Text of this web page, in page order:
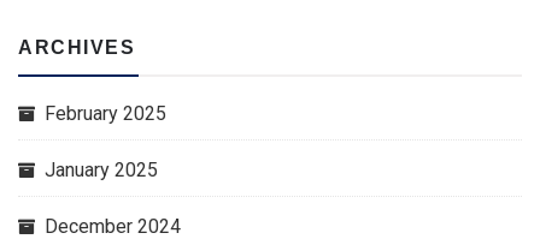
ARCHIVES
February 2025
January 2025
December 2024